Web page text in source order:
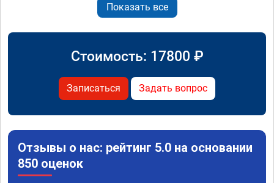
Показать все
Стоимость: 17800 ₽
Записаться Задать вопрос
Отзывы о нас: рейтинг 5.0 на основании
850 оценок